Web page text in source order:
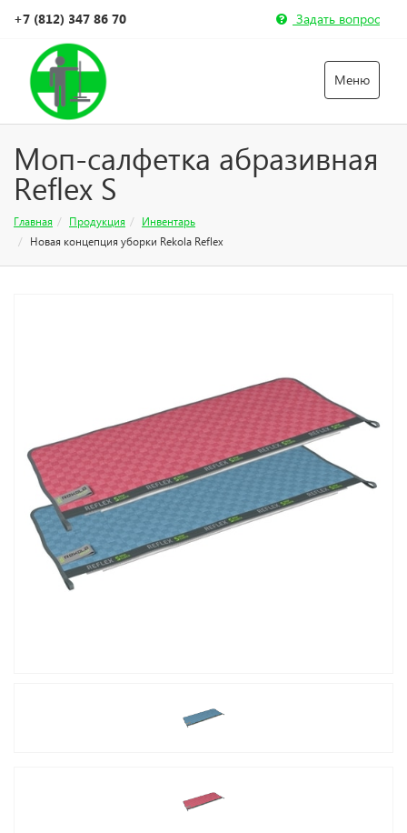
+7 (812) 347 86 70 Задать вопрос
Меню
Моп-салфетка абразивная
Reflex S
Главная Продукция
Инвентарь
Новая концепция уборки Rekola Reflex